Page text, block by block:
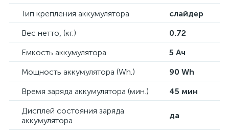
Тип крепления аккумулятора
слайдер
Вес нетто, (кг.)
0.72
Емкость аккумулятора
5 Ач
Мощность аккумулятора (Wh.)
90 Wh
Время заряда аккумулятора (мин.)
45 мин
Дисплей состояния заряда
аккумулятора
да